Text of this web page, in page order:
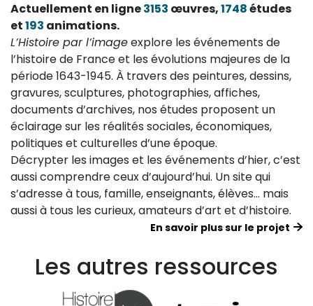
Actuellement en ligne3153 œuvres,1748études
et193 animations.
L’Histoire par l’imageexplore les événements de
l’histoire de France et les évolutions majeures de la
période 1643-1945. À travers des peintures, dessins,
gravures, sculptures, photographies, affiches,
documents d’archives, nos études proposent un
éclairage sur les réalités sociales, économiques,
politiques et culturelles d’une époque.
Décrypter les images et les événements d’hier, c’est
aussi comprendre ceux d’aujourd’hui. Un site qui
s’adresse à tous, famille, enseignants, élèves… mais
aussi à tous les curieux, amateurs d’art et d’histoire.
En savoir plus sur le projet
Les autres ressources